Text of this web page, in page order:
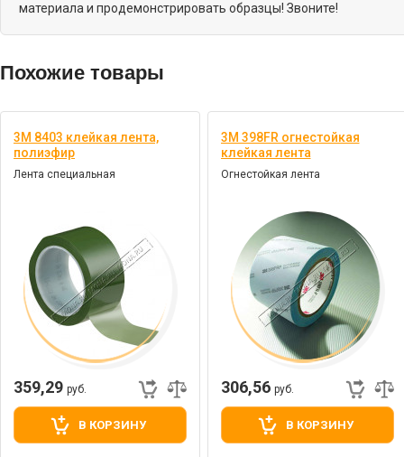
материала и продемонстрировать образцы! Звоните!
Похожие товары
3M 8403 клейкая лента,
полиэфир
Лента специальная
359,29 руб.
В КОРЗИНУ
3M 398FR огнестойкая
клейкая лента
Огнестойкая лента
306,56 руб.
В КОРЗИНУ